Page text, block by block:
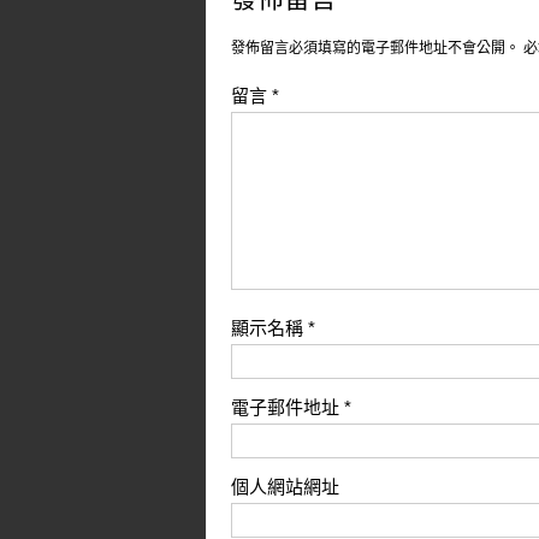
發佈留言必須填寫的電子郵件地址不會公開。
留言 *
顯示名稱 *
電子郵件地址 *
個人網站網址